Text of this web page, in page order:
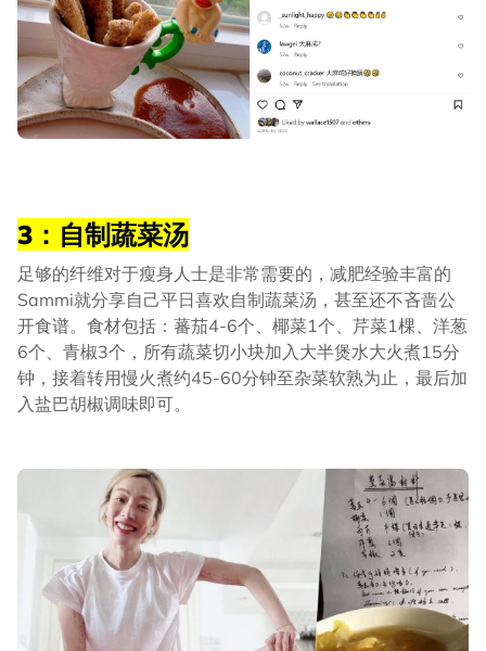
3：自制蔬菜汤
足够的纤维对于瘦身人士是非常需要的，减肥经验丰富的
Sammi就分享自己平日喜欢自制蔬菜汤，甚至还不吝啬公
开食谱。食材包括：蕃茄4-6个、椰菜1个、芹菜1棵、洋葱
6个、青椒3个，所有蔬菜切小块加入大半煲水大火煮15分
钟，接着转用慢火煮约45-60分钟至杂菜软熟为止，最后加
入盐巴胡椒调味即可。